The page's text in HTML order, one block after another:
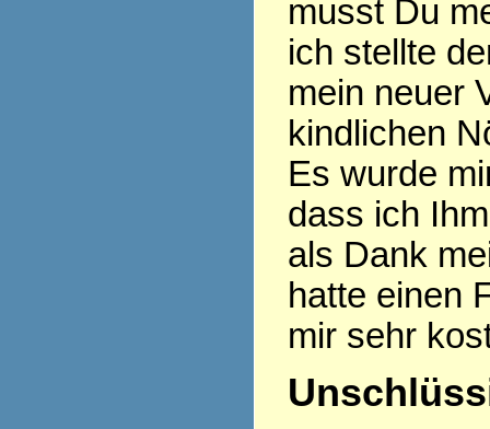
musst Du
ich stellte
mein neuer
kindlichen
Es wurde
dass ich
als Dank
hatte einen
mir sehr